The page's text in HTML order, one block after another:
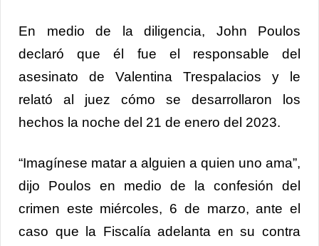
En medio de la diligencia, John Poulos
declaró que él fue el responsable del
asesinato de Valentina Trespalacios y le
relató al juez cómo se desarrollaron los
hechos la noche del 21 de enero del 2023.
“Imagínese matar a alguien a quien uno ama”,
dijo Poulos en medio de la confesión del
crimen este miércoles, 6 de marzo, ante el
caso que la Fiscalía adelanta en su contra